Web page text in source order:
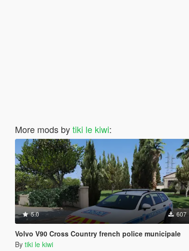
More mods bytiki le kiwi:
5.0 607
Volvo V90 Cross Country french police municipale
By tiki le kiwi